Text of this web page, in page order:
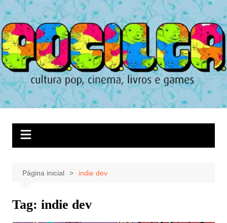
Ir
para
o
conteúdo
Página inicial indie dev
Tag: indie dev